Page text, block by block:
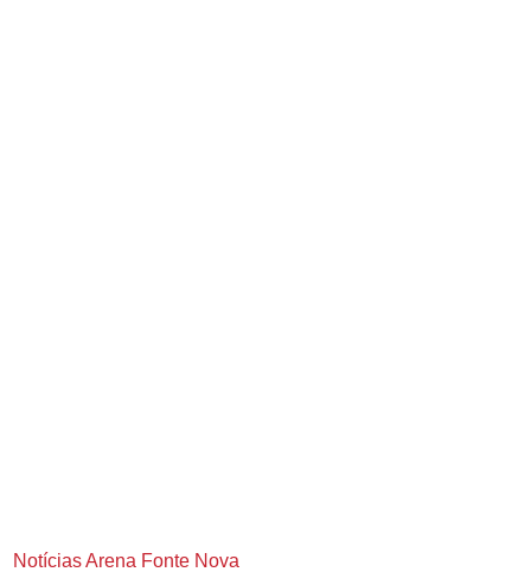
Notícias Arena Fonte Nova